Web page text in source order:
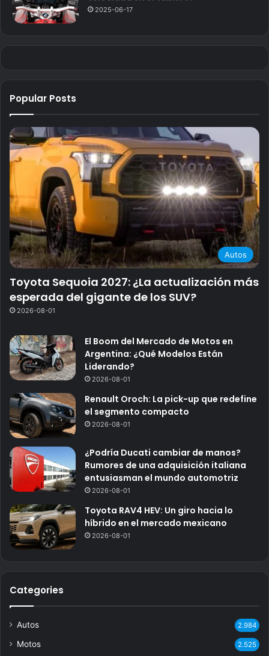
2025-06-17
Popular Posts
Autos
Toyota Sequoia 2027: ¿La actualización más
esperada del gigante de los SUV?
2026-08-01
El Boom del Mercado de Motos en
Argentina: ¿Qué Modelos Están
Liderando?
2026-08-01
Renault Oroch: La pick-up que redefine
el segmento compacto
2026-08-01
¿Podría Ducati cambiar de manos?
Rumores de una adquisición italiana
entusiasman el mundo automotriz
2026-08-01
Toyota RAV4 HEV: Un giro hacia lo
híbrido en el mercado mexicano
2026-08-01
Categories
Autos 2.984
Motos 2.525